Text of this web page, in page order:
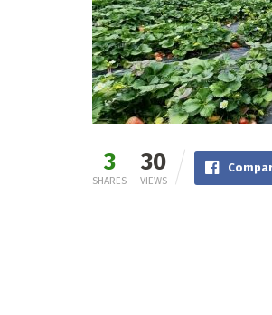
3
SHARES
30
VIEWS